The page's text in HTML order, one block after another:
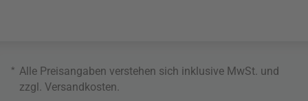
* Alle Preisangaben verstehen sich inklusive MwSt. und
zzgl. Versandkosten